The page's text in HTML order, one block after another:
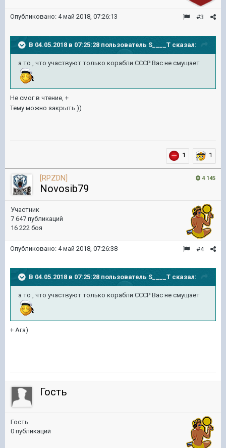
#3
Опубликовано: 4 май 2018, 07:26:13
В 04.05.2018 в 07:25:28 пользователь S____T сказал:
а то , что участвуют только корабли СССР Вас не смущает
Не смог в чтение, +
Тему можно закрыть ))
1 1
4 145
[RPZDN]
Novosib79
Участник
7 647 публикаций
16 222 боя
#4
Опубликовано: 4 май 2018, 07:26:38
В 04.05.2018 в 07:25:28 пользователь S____T сказал:
а то , что участвуют только корабли СССР Вас не смущает
+ Ага)
Гость
Гость
0 публикаций